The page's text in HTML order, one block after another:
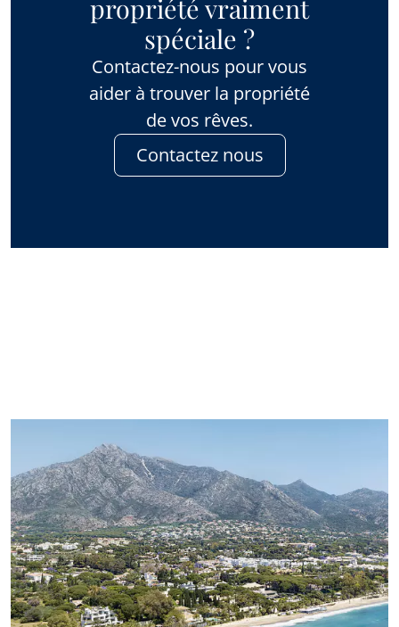
propriété vraiment
spéciale ?
Contactez-nous pour vous
aider à trouver la propriété
de vos rêves.
Contactez nous